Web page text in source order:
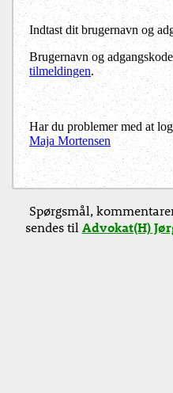
Indtast dit brugernavn og
Brugernavn og
tilmeldingen.
Har du problemer med at
Maja Mortensen
Spørgsmål,
sendes tilAdvokat(H)